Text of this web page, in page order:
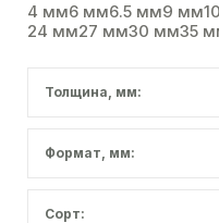
4 мм6 мм6.5 мм9 мм
24 мм27 мм30 мм35
Толщина, мм:
Формат, мм:
Сорт: